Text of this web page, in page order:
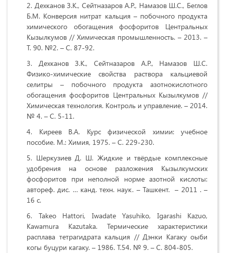
Дехканов З.К., Сейтназаров А.Р., Намазов Ш.С., Беглов
Б.М. Конверсия нитрат кальция – побочного продукта
химического обогащения фосфоритов Центральных
Кызылкумов // Химическая промышленность. – 2013. –
Т. 90. №2. – С. 87-92.
Дехканов З.К., Сейтназаров А.Р., Намазов Ш.С.
Физико-химические свойства раствора кальциевой
селитры – побочного продукта азотнокислотного
обогащения фосфоритов Центральных Кызылкумов //
Химическая технология. Контроль и управление. – 2014.
№ 4. – С. 5-11.
Киреев В.А. Курс физической химии: учебное
пособие. М.: Химия, 1975. – С. 229-230.
Шеркузиев Д. Ш. Жидкие и твёрдые комплексные
удобрения на основе разложения Кызылкумских
фосфоритов при неполной норме азотной кислоты:
автореф. дис. … канд. техн. наук. – Ташкент. – 2011 . –
16 с.
Takeo Hattori, Iwadate Yasuhiko, Igarashi Kazuo,
Kawamura Kazutaka. Термические характеристики
расплава тетрагидрата кальция // Дэнки Кагаку оыби
когы буцури кагаку. – 1986. Т.54. № 9. – С. 804-805.